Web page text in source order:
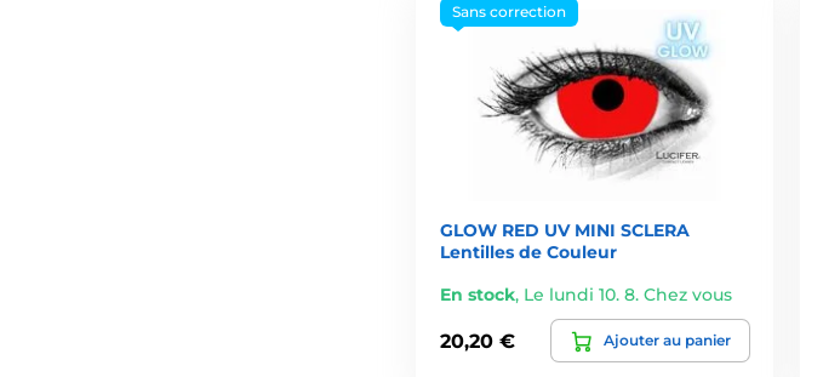
Sans correction
GLOW RED UV MINI SCLERA
Lentilles de Couleur
En stock, Le lundi 10. 8. Chez vous
20,20 € Ajouter au panier